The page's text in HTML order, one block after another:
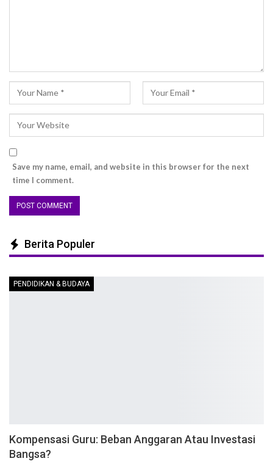
Save my name, email, and website in this browser for the next
time I comment.
Berita Populer
PENDIDIKAN & BUDAYA
Kompensasi Guru: Beban Anggaran Atau Investasi
Bangsa?